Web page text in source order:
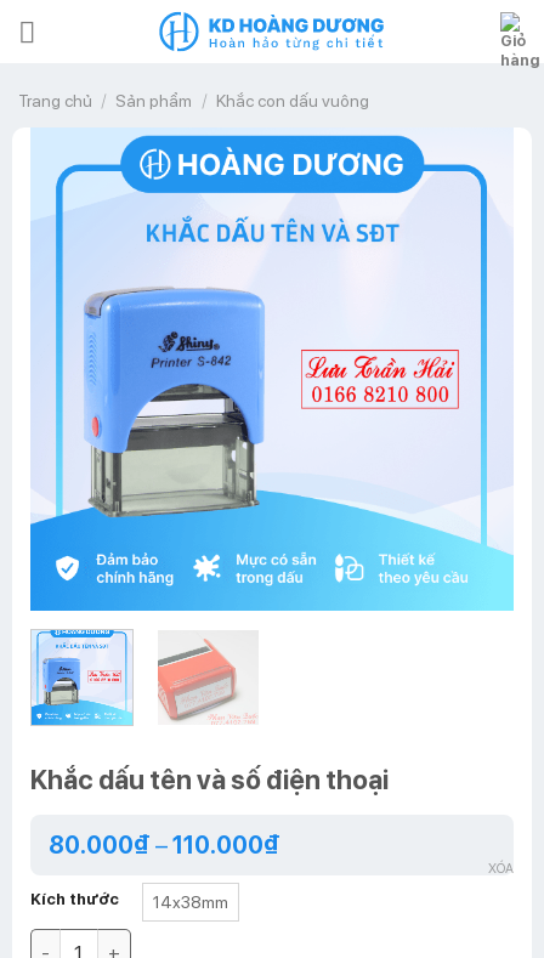
qua
dungTrang chủ / Sản phẩm / Khắc con dấu vuông
Khắc dấu tên và số điện thoại
80.000₫ –110.000₫
Kích thước 14x38mm
XÓA
Khắc dấu tên và số điện thoại số lượng